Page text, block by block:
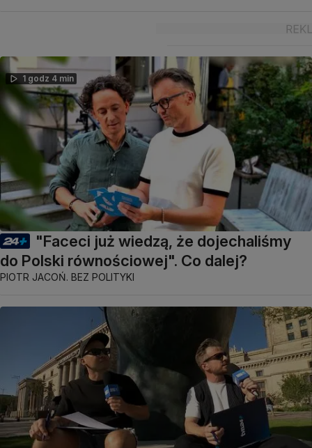
1 godz 4 min
"Faceci już wiedzą, że dojechaliśmy
do Polski równościowej". Co dalej?
PIOTR JACOŃ. BEZ POLITYKI